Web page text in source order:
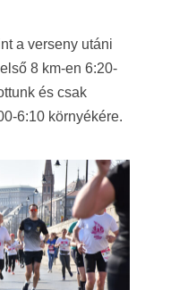
a verseny utáni
8 km-en 6:20-
és csak
6:10 környékére.